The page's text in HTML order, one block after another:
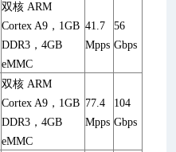
双核 ARM
Cortex A9，1GB
DDR3，4GB
eMMC
41.7
Mpps
56
Gbps
双核 ARM
Cortex A9，1GB
DDR3，4GB
eMMC
77.4
Mpps
104
Gbps